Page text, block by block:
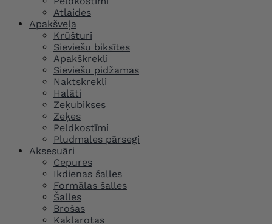
Atlaides
Apakšveļa
Krūšturi
Sieviešu biksītes
Apakškrekli
Sieviešu pidžamas
Naktskrekli
Halāti
Zeķubikses
Zeķes
Peldkostīmi
Pludmales pārsegi
Aksesuāri
Cepures
Ikdienas šalles
Formālas šalles
Šalles
Brošas
Kaklarotas